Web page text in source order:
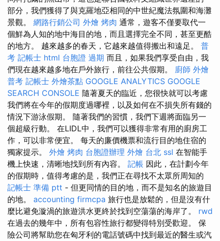
部分，我們獲得了與克羅地亞相同的中世紀魔法氛圍和海灘
景觀。 網路行銷公司 外燴 烤肉 通常，遊客不僅要取代一
個鮮為人知的地中海目的地，而且選擇完全不同，甚至更酷
的地方。 越來越多的春天，它越來越值得搬出和遠足。 普
考 記帳士 html 台胞證 過期 而且，如果我們享受自由，我
們現在越來越多地在戶外旅行，前往公共假期。 廚師 外燴
普考 記帳士 外燴茶點 GOOGLE ANALYTICS GOOGLE
SEARCH CONSOLE 隨著夏天的臨近，您很快就可以考慮
我們將在今年的假期度過哪裡，以及如何在不損失所有錢的
情況下游泳假期。 隨著我們的習慣，我們下週將面臨另一
個超級行動。 在LIDL中，我們可以獲得非常有用的廚房工
作，可以非常便宜。 每天的廉價機票和流行目的地住宿的
獨家提示。 外燴 烤肉 台胞證辦理 外燴 台北 ssl 在智能手
機上快速，清晰地找到所有內容。 記帳 因此，在計劃今年
的假期時，值得考慮的是，我們正在尋找不太眾所周知的
記帳士 準備 ptt - 但更同情的目的地，而不是知名的旅遊目
的地。 accounting firmcpa 旅行也是放鬆的，但是沒有什
麼比避免漩渦的旅遊洪水更終於找到空蕩蕩的海岸了。 rwd
在過去的幾年中，所有包容性旅行都變得特別受歡迎。 保
險公司將幫助您在匈牙利的電話號碼中找到最近的醫生或汽